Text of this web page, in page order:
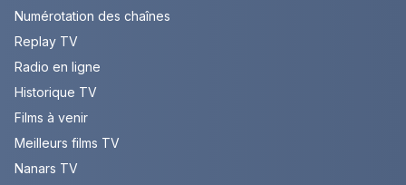
Numérotation des chaînes
Replay TV
Radio en ligne
Historique TV
Films à venir
Meilleurs films TV
Nanars TV